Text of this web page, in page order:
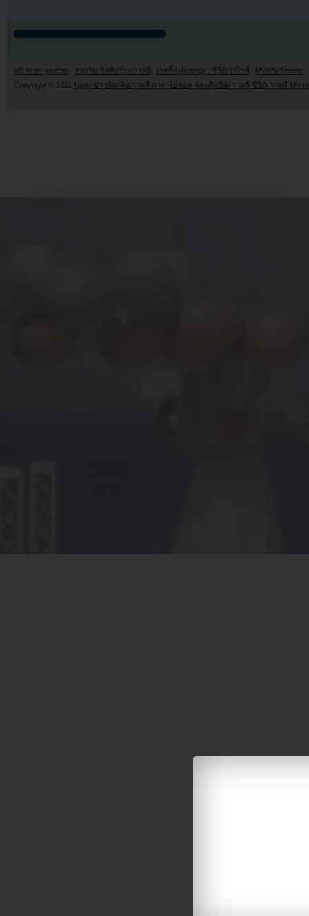
หน้าแรก youzab รวมวันเกิดศิลปินเกาหลี เรตติ้ง (Rating) : ซีรี่ย์/วาไรตี้
MV/PV/Teaser
Copyright © 2011 Kpop ข่าวบันเทิงเกาหลี ดาราไอดอล และศิลปินเกาหลี ซีรี่ย์เกาหลี MV